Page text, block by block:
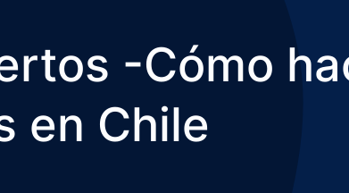
-Cómo
en Chile